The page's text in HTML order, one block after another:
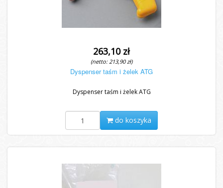
263,10 zł
(netto: 213,90 zł)
Dyspenser taśm i żelek ATG
Dyspenser taśm i żelek ATG
do koszyka